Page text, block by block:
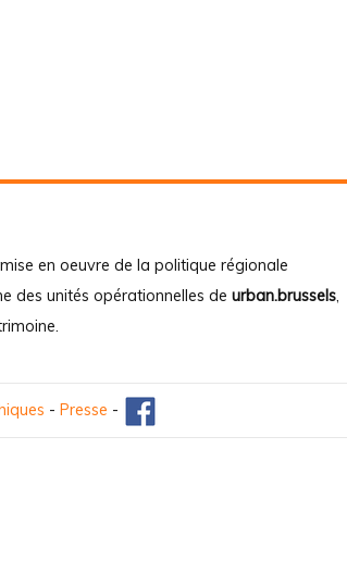
en oeuvre de la politique régionale
des unités opérationnelles de urban.brussels,
.
- Presse -